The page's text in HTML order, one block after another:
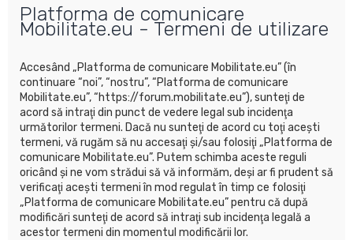
Platforma de comunicare
Mobilitate.eu - Termeni de utilizare
Accesând „Platforma de comunicare Mobilitate.eu” (în
continuare “noi”, “nostru”, “Platforma de comunicare
Mobilitate.eu”, “https://forum.mobilitate.eu”), sunteţi de
acord să intraţi din punct de vedere legal sub incidenţa
următorilor termeni. Dacă nu sunteţi de acord cu toţi aceşti
termeni, vă rugăm să nu accesaţi şi/sau folosiţi „Platforma de
comunicare Mobilitate.eu”. Putem schimba aceste reguli
oricând şi ne vom strădui să vă informăm, deşi ar fi prudent să
verificaţi aceşti termeni în mod regulat în timp ce folosiţi
„Platforma de comunicare Mobilitate.eu” pentru că după
modificări sunteţi de acord să intraţi sub incidenţa legală a
acestor termeni din momentul modificării lor.